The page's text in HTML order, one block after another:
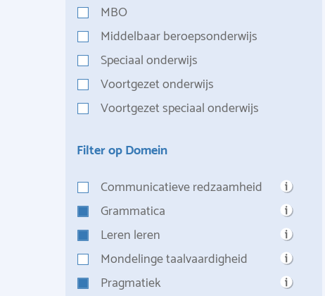
MBO
Middelbaar beroepsonderwijs
Speciaal onderwijs
Voortgezet onderwijs
Voortgezet speciaal onderwijs
Filter op Domein
Communicatieve redzaamheid
Grammatica
Leren leren
Mondelinge taalvaardigheid
Pragmatiek